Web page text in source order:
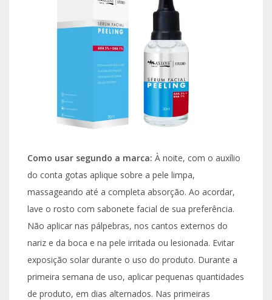
Como usar segundo a marca: À noite, com o auxílio
do conta gotas aplique sobre a pele limpa,
massageando até a completa absorção. Ao acordar,
lave o rosto com sabonete facial de sua preferência.
Não aplicar nas pálpebras, nos cantos externos do
nariz e da boca e na pele irritada ou lesionada. Evitar
exposição solar durante o uso do produto. Durante a
primeira semana de uso, aplicar pequenas quantidades
de produto, em dias alternados. Nas primeiras